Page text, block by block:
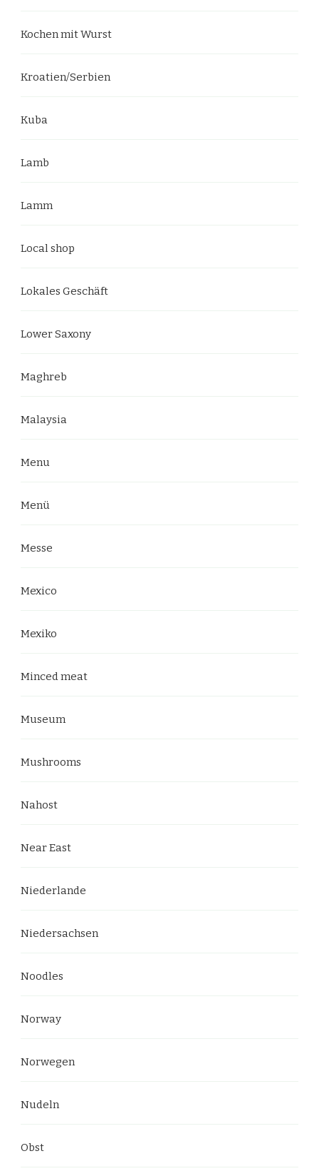
Kochen mit Wurst
Kroatien/Serbien
Kuba
Lamb
Lamm
Local shop
Lokales Geschäft
Lower Saxony
Maghreb
Malaysia
Menu
Menü
Messe
Mexico
Mexiko
Minced meat
Museum
Mushrooms
Nahost
Near East
Niederlande
Niedersachsen
Noodles
Norway
Norwegen
Nudeln
Obst